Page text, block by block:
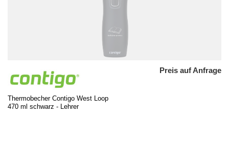
Thermobecher Contigo West Loop
470 ml schwarz - Lehrer
Preis auf Anfrage